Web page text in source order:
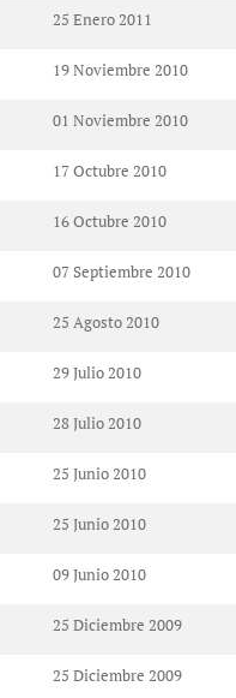
25 Enero 2011
19 Noviembre 2010
01 Noviembre 2010
17 Octubre 2010
16 Octubre 2010
07 Septiembre 2010
25 Agosto 2010
29 Julio 2010
28 Julio 2010
25 Junio 2010
25 Junio 2010
09 Junio 2010
25 Diciembre 2009
25 Diciembre 2009